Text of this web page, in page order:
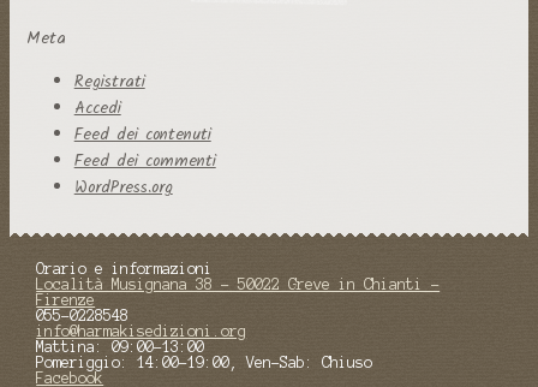
Meta
Registrati
Accedi
Feed dei contenuti
Feed dei commenti
WordPress.org
Orario e informazioni
Località Musignana 38 - 50022 Greve in Chianti -
Firenze
055-0228548
info@harmakisedizioni.org
Mattina: 09:00-13:00
Pomeriggio: 14:00-19:00, Ven-Sab: Chiuso
Facebook